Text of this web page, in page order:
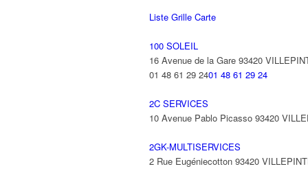
Liste Grille Carte
100 SOLEIL
16 Avenue de la Gare 93420
01 48 61 29 2401 48 61 29 24
2C SERVICES
10 Avenue Pablo Picasso 93420
2GK-MULTISERVICES
2 Rue Eugéniecotton 93420